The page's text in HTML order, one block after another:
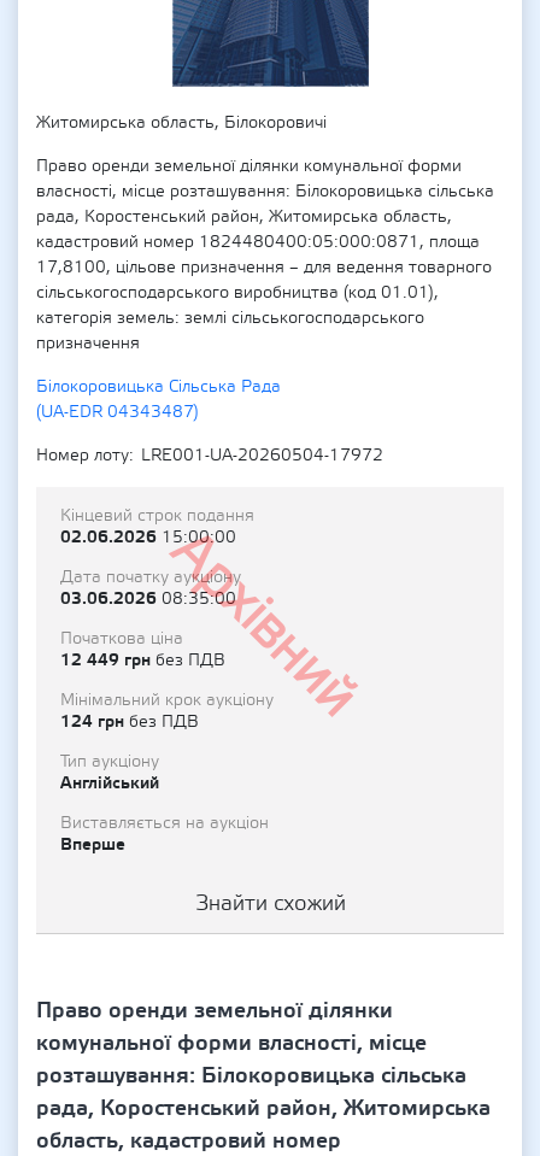
Житомирська область, Білокоровичі
Право оренди земельної ділянки комунальної форми
власності, місце розташування: Білокоровицька сільська
рада, Коростенський район, Житомирська область,
кадастровий номер 1824480400:05:000:0871, площа
17,8100, цільове призначення – для ведення товарного
сільськогосподарського виробництва (код 01.01),
категорія земель: землі сільськогосподарського
призначення
Білокоровицька Сільська Рада
(UA-EDR 04343487)
Номер лоту
LRE001-UA-20260504-17972
Архівний
Кінцевий строк подання
02.06.2026 15:00:00
Дата початку аукціону
03.06.2026 08:35:00
Початкова ціна
12 449 грн без ПДВ
Мінімальний крок аукціону
124 грн без ПДВ
Тип аукціону
Англійський
Виставляється на аукціон
Вперше
Знайти схожий
Право оренди земельної ділянки
комунальної форми власності, місце
розташування: Білокоровицька сільська
рада, Коростенський район, Житомирська
область, кадастровий номер